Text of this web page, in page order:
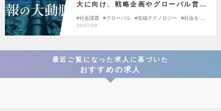
大に向け、戦略企画やグローバル営業
社会課題 グローバル 先端テクノロジー
社会を変え
る
大手の挑戦
26/07/29
最近ご覧になった求人に基づいた
おすすめの求人